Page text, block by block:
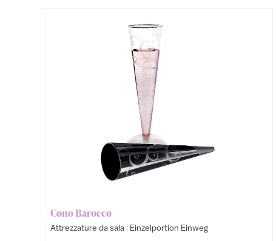
Cono Barocco
Attrezzature da sala | Einzelportion Einweg